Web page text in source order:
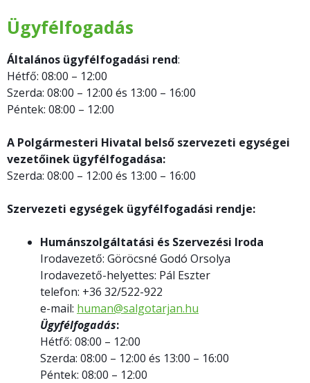
Ügyfélfogadás
Általános ügyfélfogadási rend:
Hétfő: 08:00 – 12:00
Szerda: 08:00 – 12:00 és 13:00 – 16:00
Péntek: 08:00 – 12:00
A Polgármesteri Hivatal belső szervezeti egységei
vezetőinek ügyfélfogadása:
Szerda: 08:00 – 12:00 és 13:00 – 16:00
Szervezeti egységek ügyfélfogadási rendje:
Humánszolgáltatási és Szervezési Iroda
Irodavezető: Göröcsné Godó Orsolya
Irodavezető-helyettes: Pál Eszter
telefon: +36 32/522-922
e-mail: human@salgotarjan.hu
Ügyfélfogadás:
Hétfő: 08:00 – 12:00
Szerda: 08:00 – 12:00 és 13:00 – 16:00
Péntek: 08:00 – 12:00